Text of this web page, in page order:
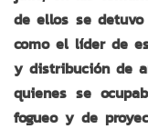
de ellos se
como el líder de
y distribución de
quienes se
fogueo y de